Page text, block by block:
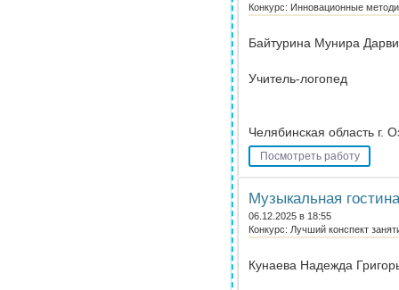
Конкурс: Инновационные
Байтурина Мунира
Учитель-логопед
Челябинская область г.
Посмотреть работу
Музыкальная
06.12.2025 в 18:55
Конкурс: Лучший конспект
Кунаева Надежда